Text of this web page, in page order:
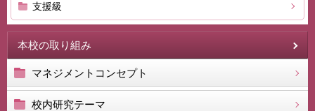
支援級
本校の取り組み
マネジメントコンセプト
校内研究テーマ